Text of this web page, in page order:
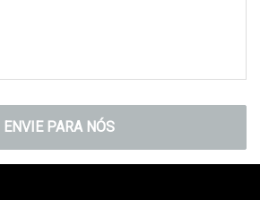
ENVIE PARA NÓS